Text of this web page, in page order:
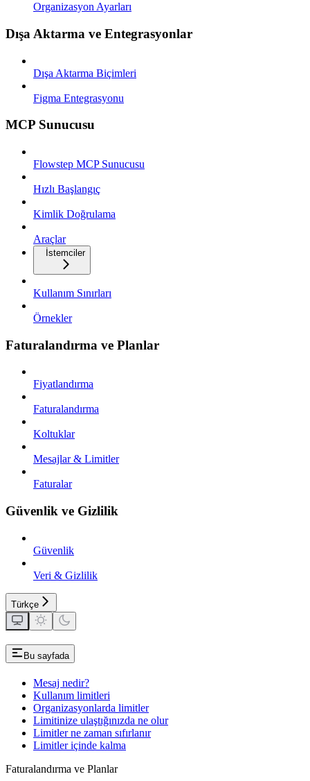
Organizasyon Ayarları
Dışa Aktarma ve Entegrasyonlar
Dışa Aktarma Biçimleri
Figma Entegrasyonu
MCP Sunucusu
Flowstep MCP Sunucusu
Hızlı Başlangıç
Kimlik Doğrulama
Araçlar
İstemciler
Kullanım Sınırları
Örnekler
Faturalandırma ve Planlar
Fiyatlandırma
Faturalandırma
Koltuklar
Mesajlar & Limitler
Faturalar
Güvenlik ve Gizlilik
Güvenlik
Veri & Gizlilik
Türkçe
Bu sayfada
Mesaj nedir?
Kullanım limitleri
Organizasyonlarda limitler
Limitinize ulaştığınızda ne olur
Limitler ne zaman sıfırlanır
Limitler içinde kalma
Faturalandırma ve Planlar